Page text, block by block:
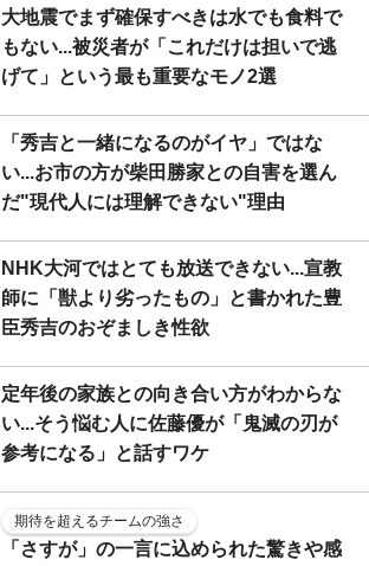
大地震でまず確保すべきは水でも食料で
もない...被災者が「これだけは担いで逃
げて」という最も重要なモノ2選
「秀吉と一緒になるのがイヤ」ではな
い...お市の方が柴田勝家との自害を選ん
だ"現代人には理解できない"理由
NHK大河ではとても放送できない...宣教
師に「獣より劣ったもの」と書かれた豊
臣秀吉のおぞましき性欲
定年後の家族との向き合い方がわからな
い...そう悩む人に佐藤優が「鬼滅の刃が
参考になる」と話すワケ
期待を超えるチームの強さ
「さすが」の一言に込められた驚きや感